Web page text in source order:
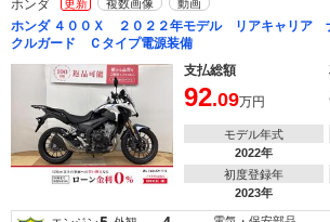
ホンダ 更新 複数画像 動画
ホンダ ４００Ｘ ２０２２年モデル リアキャリア
クルガード Ｃタイプ電源装備
支払総額
92.09万円
モデル年式
2022年
初度登録年
2023年